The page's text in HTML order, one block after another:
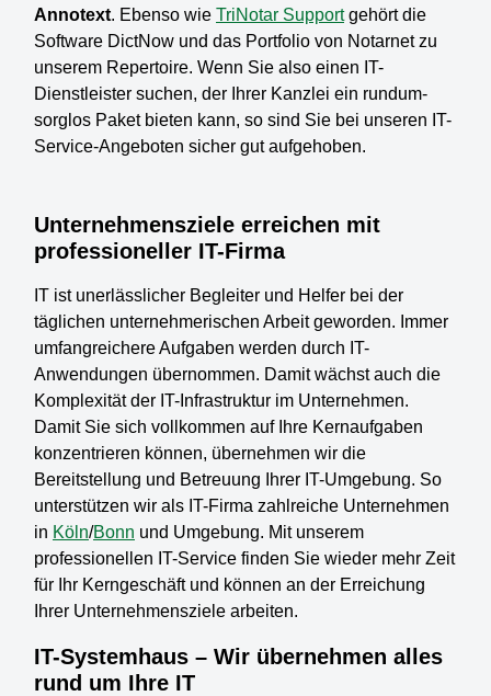
Annotext. Ebenso wie TriNotar Supportgehört die
Software DictNow und das Portfolio von Notarnet zu
unserem Repertoire. Wenn Sie also einen IT-
Dienstleister suchen, der Ihrer Kanzlei ein rundum-
sorglos Paket bieten kann, so sind Sie bei unseren IT-
Service-Angeboten sicher gut aufgehoben.
Unternehmensziele erreichen mit
professioneller IT-Firma
IT ist unerlässlicher Begleiter und Helfer bei der
täglichen unternehmerischen Arbeit geworden. Immer
umfangreichere Aufgaben werden durch IT-
Anwendungen übernommen. Damit wächst auch die
Komplexität der IT-Infrastruktur im Unternehmen.
Damit Sie sich vollkommen auf Ihre Kernaufgaben
konzentrieren können, übernehmen wir die
Bereitstellung und Betreuung Ihrer IT-Umgebung. So
unterstützen wir als IT-Firma zahlreiche Unternehmen
in Köln/Bonn und Umgebung. Mit unserem
professionellen IT-Service finden Sie wieder mehr Zeit
für Ihr Kerngeschäft und können an der Erreichung
Ihrer Unternehmensziele arbeiten.
IT-Systemhaus – Wir übernehmen alles
rund um Ihre IT